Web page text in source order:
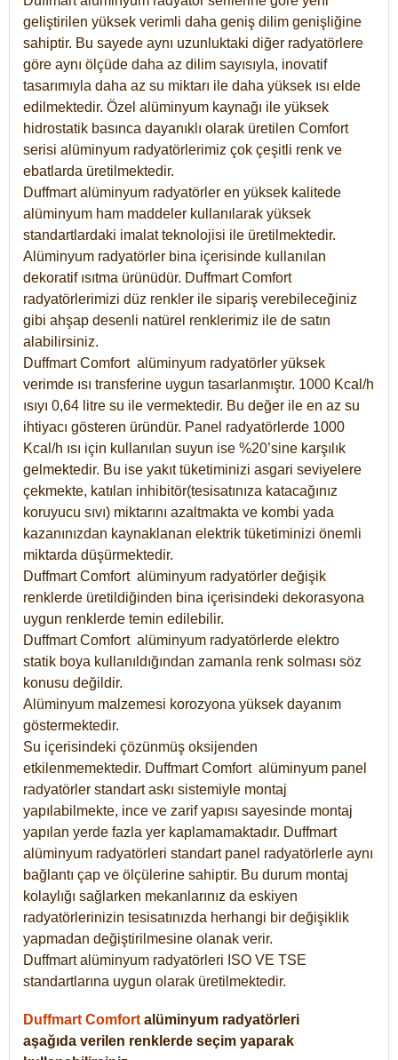
geliştirilen yüksek verimli daha geniş dilim genişliğine
sahiptir. Bu sayede aynı uzunluktaki diğer radyatörlere
göre aynı ölçüde daha az dilim sayısıyla, inovatif
tasarımıyla daha az su miktarı ile daha yüksek ısı elde
edilmektedir. Özel alüminyum kaynağı ile yüksek
hidrostatik basınca dayanıklı olarak üretilen Comfort
serisi alüminyum radyatörlerimiz çok çeşitli renk ve
ebatlarda üretilmektedir.
Duffmart alüminyum radyatörler en yüksek kalitede
alüminyum ham maddeler kullanılarak yüksek
standartlardaki imalat teknolojisi ile üretilmektedir.
Alüminyum radyatörler bina içerisinde kullanılan
dekoratif ısıtma ürünüdür. Duffmart Comfort
radyatörlerimizi düz renkler ile sipariş verebileceğiniz
gibi ahşap desenli natürel renklerimiz ile de satın
alabilirsiniz.
Duffmart Comfort alüminyum radyatörler yüksek
verimde ısı transferine uygun tasarlanmıştır. 1000 Kcal/h
ısıyı 0,64 litre su ile vermektedir. Bu değer ile en az su
ihtiyacı gösteren üründür. Panel radyatörlerde 1000
Kcal/h ısı için kullanılan suyun ise %20’sine karşılık
gelmektedir. Bu ise yakıt tüketiminizi asgari seviyelere
çekmekte, katılan inhibitör(tesisatınıza katacağınız
koruyucu sıvı) miktarını azaltmakta ve kombi yada
kazanınızdan kaynaklanan elektrik tüketiminizi önemli
miktarda düşürmektedir.
Duffmart Comfort alüminyum radyatörler değişik
renklerde üretildiğinden bina içerisindeki dekorasyona
uygun renklerde temin edilebilir.
DuffmartComfort alüminyum radyatörlerde elektro
statik boya kullanıldığından zamanla renk solması söz
konusu değildir.
Alüminyum malzemesi korozyona yüksek dayanım
göstermektedir.
Su içerisindeki çözünmüş oksijenden
etkilenmemektedir. DuffmartComfort alüminyum panel
radyatörler standart askı sistemiyle montaj
yapılabilmekte, ince ve zarif yapısı sayesinde montaj
yapılan yerde fazla yer kaplamamaktadır. Duffmart
alüminyum radyatörleri standart panel radyatörlerle aynı
bağlantı çap ve ölçülerine sahiptir. Bu durum montaj
kolaylığı sağlarken mekanlarınız da eskiyen
radyatörlerinizin tesisatınızda herhangi bir değişiklik
yapmadan değiştirilmesine olanak verir.
Duffmart alüminyum radyatörleri ISO VE TSE
standartlarına uygun olarak üretilmektedir.
Duffmart Comfort alüminyum radyatörleri
aşağıda verilen renklerde seçim yaparak